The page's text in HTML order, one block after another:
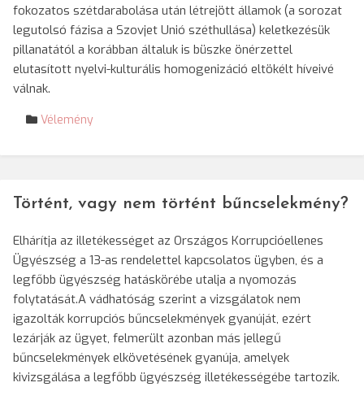
fokozatos szétdarabolása után létrejött államok (a sorozat
legutolsó fázisa a Szovjet Unió széthullása) keletkezésük
pillanatától a korábban általuk is büszke önérzettel
elutasított nyelvi-kulturális homogenizáció eltökélt híveivé
válnak.
Vélemény
Történt, vagy nem történt bűncselekmény?
Elhárítja az illetékességet az Országos Korrupcióellenes
Ügyészség a 13-as rendelettel kapcsolatos ügyben, és a
legfőbb ügyészség hatáskörébe utalja a nyomozás
folytatását.A vádhatóság szerint a vizsgálatok nem
igazolták korrupciós bűncselekmények gyanúját, ezért
lezárják az ügyet, felmerült azonban más jellegű
bűncselekmények elkövetésének gyanúja, amelyek
kivizsgálása a legfőbb ügyészség illetékességébe tartozik.